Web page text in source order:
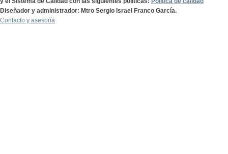
Diseñador y administrador: Mtro Sergio Israel Franco García.
Contacto y asesoría